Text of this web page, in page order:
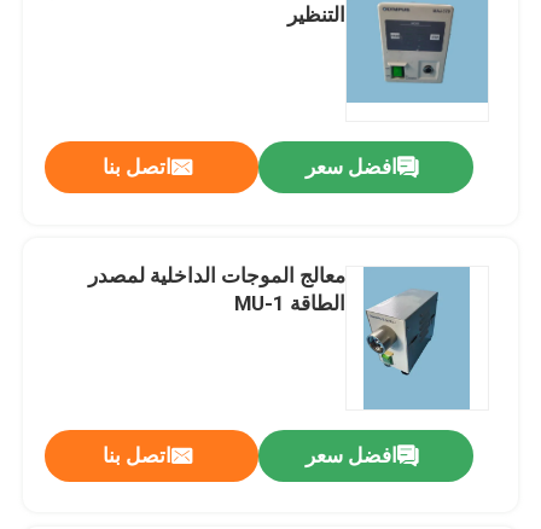
التنظير
افضل سعر اتصل بنا
معالج الموجات الداخلية لمصدر
الطاقة MU-1
افضل سعر اتصل بنا